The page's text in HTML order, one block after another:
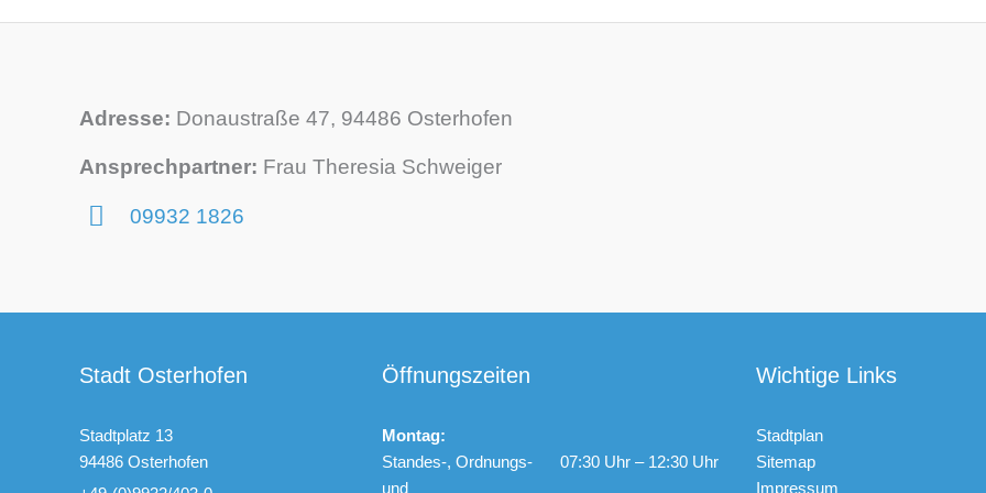
Adresse: Donaustraße 47, 94486 Osterhofen
Ansprechpartner: Frau Theresia Schweiger
09932 1826
Stadt Osterhofen
Stadtplatz 13
94486 Osterhofen
Öffnungszeiten
Montag:
Standes-, Ordnungs-
und
07:30 Uhr – 12:30 Uhr
Wichtige Links
Stadtplan
Sitemap
Impressum